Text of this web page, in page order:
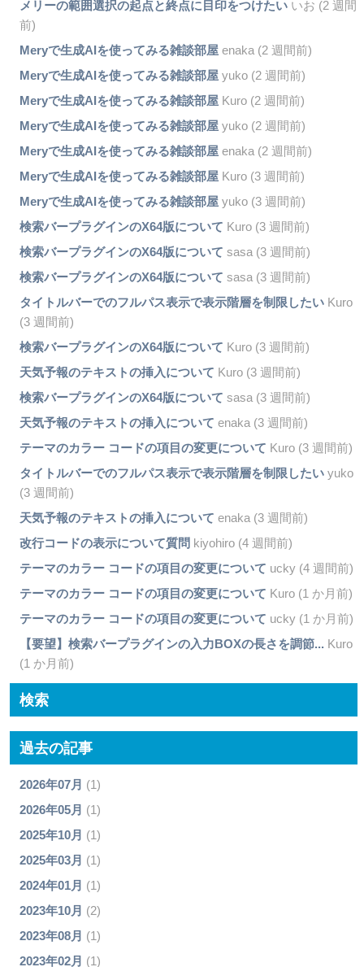
メリーの範囲選択の起点と終点に目印をつけたいいお (2 週間
前)
Meryで生成AIを使ってみる雑談部屋enaka (2 週間前)
Meryで生成AIを使ってみる雑談部屋yuko (2 週間前)
Meryで生成AIを使ってみる雑談部屋Kuro (2 週間前)
Meryで生成AIを使ってみる雑談部屋yuko (2 週間前)
Meryで生成AIを使ってみる雑談部屋enaka (2 週間前)
Meryで生成AIを使ってみる雑談部屋Kuro (3 週間前)
Meryで生成AIを使ってみる雑談部屋yuko (3 週間前)
検索バープラグインのX64版について Kuro (3 週間前)
検索バープラグインのX64版について sasa (3 週間前)
検索バープラグインのX64版について sasa (3 週間前)
タイトルバーでのフルパス表示で表示階層を制限したいKuro
(3 週間前)
検索バープラグインのX64版について Kuro (3 週間前)
天気予報のテキストの挿入について Kuro (3 週間前)
検索バープラグインのX64版について sasa (3 週間前)
天気予報のテキストの挿入について enaka (3 週間前)
テーマのカラー コードの項目の変更について Kuro (3 週間前)
タイトルバーでのフルパス表示で表示階層を制限したいyuko
(3 週間前)
天気予報のテキストの挿入について enaka (3 週間前)
改行コードの表示について質問 kiyohiro (4 週間前)
テーマのカラー コードの項目の変更について ucky (4 週間前)
テーマのカラー コードの項目の変更について Kuro (1 か月前)
テーマのカラー コードの項目の変更について ucky (1 か月前)
【要望】検索バープラグインの入力BOXの長さを調節... Kuro
(1 か月前)
検索
過去の記事
2026年07月 (1)
2026年05月 (1)
2025年10月 (1)
2025年03月 (1)
2024年01月 (1)
2023年10月 (2)
2023年08月 (1)
2023年02月 (1)